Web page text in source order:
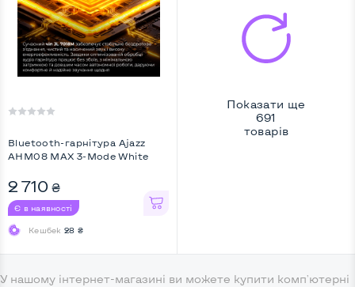
Bluetooth-гарнітура Ajazz
AHM08 MAX 3-Mode White
2 710 ₴
Є в наявності
Кешбек 28 ₴
Показати ще
691
товарів
У нашому інтернет-магазині ви можете купити комп'ютерні